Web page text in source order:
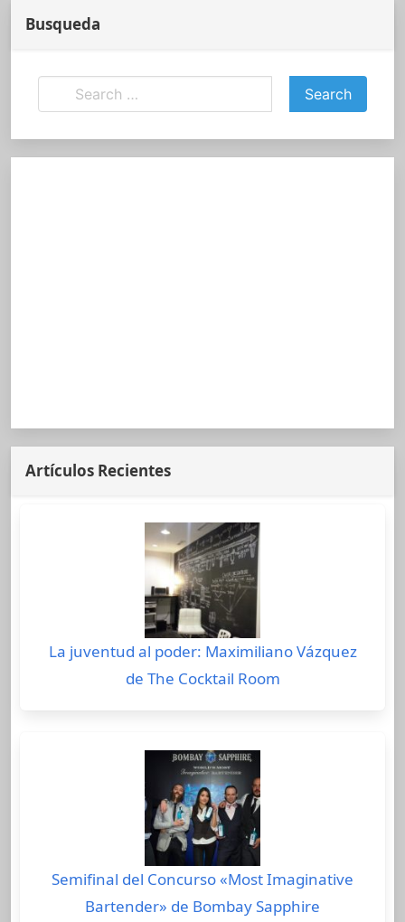
Busqueda
Artículos Recientes
La juventud al poder: Maximiliano Vázquez
de The Cocktail Room
Semifinal del Concurso «Most Imaginative
Bartender» de Bombay Sapphire